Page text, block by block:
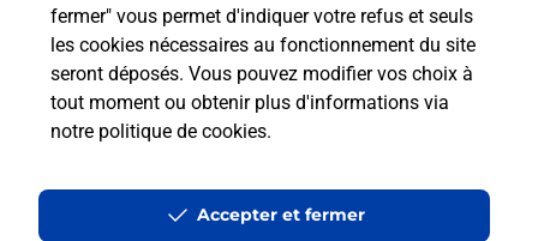
fermer" vous permet d'indiquer votre refus et seuls
les cookies nécessaires au fonctionnement du site
seront déposés. Vous pouvez modifier vos choix à
tout moment ou obtenir plus d'informations via
notre politique de cookies.
Accepter et fermer
Questions fréquemment posées
La téléassistance classique avec
médaillon d’alarme qu’est ce que